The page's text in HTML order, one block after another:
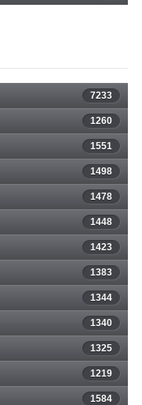
7233
1260
1551
1498
1478
1448
1423
1383
1344
1340
1325
1219
1584